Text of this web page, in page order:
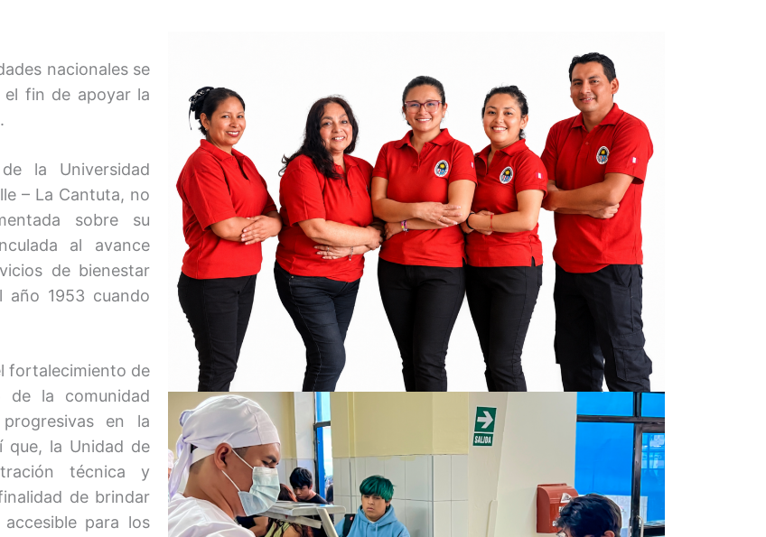
nacionales se
fin de apoyar la
la Universidad
– La Cantuta, no
sobre su
al avance
de bienestar
año 1953 cuando
fortalecimiento de
de la comunidad
en la
que, la Unidad de
técnica y
de brindar
para los